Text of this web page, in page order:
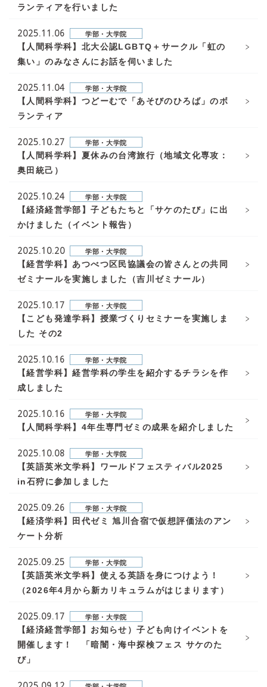
ランティアを行いました
2025.11.06 学部・大学院
【人間科学科】北大公認LGBTQ＋サークル「虹の
集い」のみなさんにお話を伺いました
2025.11.04 学部・大学院
【人間科学科】つどーむで「あそびのひろば」のボ
ランティア
2025.10.27 学部・大学院
【人間科学科】夏休みの台湾旅行（地域文化専攻：
奥田統己）
2025.10.24 学部・大学院
【経済経営学部】子どもたちと「サケのたび」に出
かけました（イベント報告）
2025.10.20 学部・大学院
【経営学科】あつべつ区民協議会の皆さんとの共同
ゼミナールを実施しました（吉川ゼミナール）
2025.10.17 学部・大学院
【こども発達学科】授業づくりセミナーを実施しま
した その2
2025.10.16 学部・大学院
【経営学科】経営学科の学生を紹介するチラシを作
成しました
2025.10.16 学部・大学院
【人間科学科】4年生専門ゼミの成果を紹介しました
2025.10.08 学部・大学院
【英語英米文学科】ワールドフェスティバル2025
in石狩に参加しました
2025.09.26 学部・大学院
【経済学科】田代ゼミ 旭川合宿で仮想評価法のアン
ケート分析
2025.09.25 学部・大学院
【英語英米文学科】使える英語を身につけよう！
（2026年4月から新カリキュラムがはじまります）
2025.09.17 学部・大学院
【経済経営学部】お知らせ）子ども向けイベントを
開催します！ 「暗闇・海中探検フェス サケのた
び」